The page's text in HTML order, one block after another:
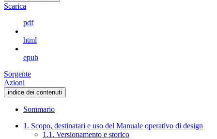
Scarica
pdf
html
epub
Sorgente
Azioni
indice dei contenuti
Sommario
1. Scopo, destinatari e uso del Manuale operativo di design
1.1. Versionamento e storico